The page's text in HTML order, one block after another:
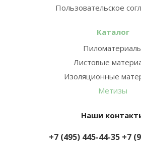
Пользовательское
Каталог
Листовые
Изоляционные
Метизы
Наши
+7 (495) 445-44-35 +7